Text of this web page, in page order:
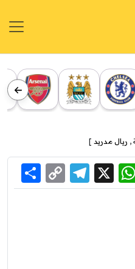
, ريال مدريد ]
WhatsApp
X
Link